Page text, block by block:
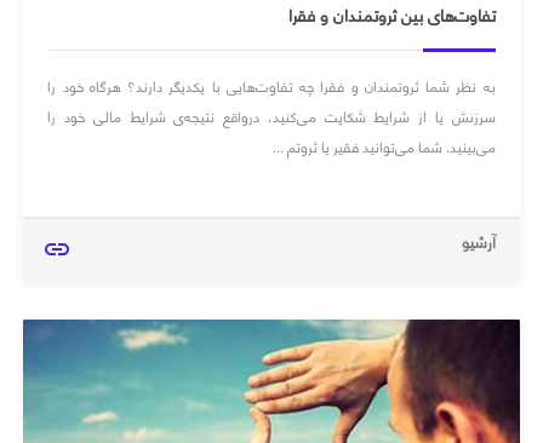
تفاوت‌های بین ثروتمندان و فقرا
به نظر شما ثروتمندان و فقرا چه تفاوت‌هایی با یکدیگر دارند؟ هرگاه خود را
سرزنش یا از شرایط شکایت می‌کنید، درواقع نتیجه‌ی شرایط مالی خود را
می‌بینید. شما می‌توانید فقیر یا ثروتم ...
آرشیو link